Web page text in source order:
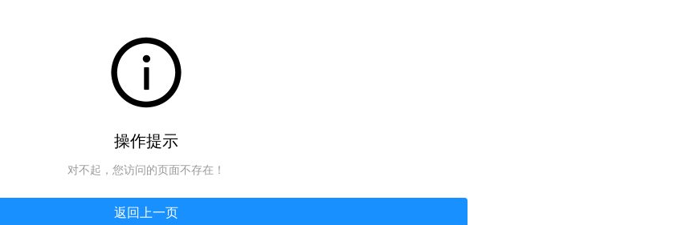
操作提示
对不起，您访问的页面不存在！
返回上一页